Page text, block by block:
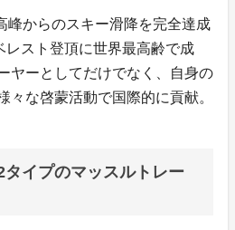
峰からのスキー滑降を完全達成
レスト登頂に世界最高齢で成
ヤーとしてだけでなく、自身の
々な啓蒙活動で国際的に貢献。
タイプのマッスルトレー